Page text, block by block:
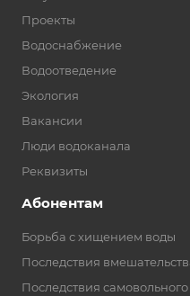
Проекты
Водоснабжение
Водоотведение
Экология
Вакансии
Люди водоканала
Реквизиты
Абонентам
Борьба с хищением воды
Последствия
Последствия